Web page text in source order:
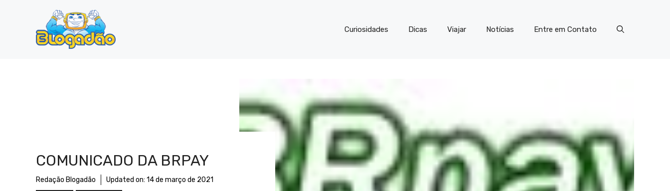
conteúdo
Curiosidades Dicas Viajar Notícias Entre em Contato
COMUNICADO DA BRPAY
Redação Blogadão Updated on: 14 de março de 2021